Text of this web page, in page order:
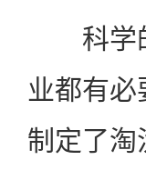
科学的
业都有
制定了淘